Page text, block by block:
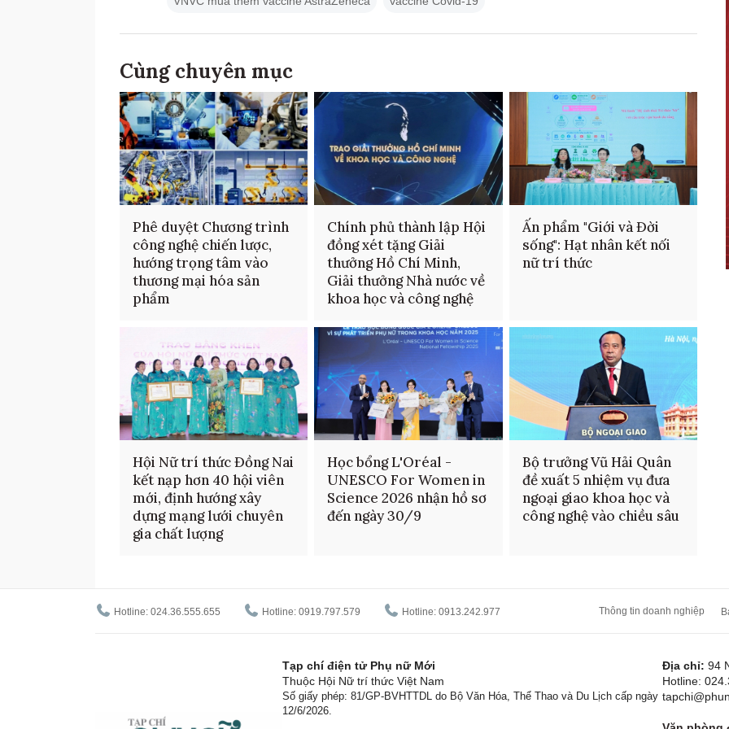
Cùng chuyên mục
Phê duyệt Chương trình
công nghệ chiến lược,
hướng trọng tâm vào
thương mại hóa sản
phẩm
Chính phủ thành lập Hội
đồng xét tặng Giải
thưởng Hồ Chí Minh,
Giải thưởng Nhà nước về
khoa học và công nghệ
Ấn phẩm "Giới và Đời
sống": Hạt nhân kết nối
nữ trí thức
Hội Nữ trí thức Đồng Nai
kết nạp hơn 40 hội viên
mới, định hướng xây
dựng mạng lưới chuyên
gia chất lượng
Học bổng L'Oréal -
UNESCO For Women in
Science 2026 nhận hồ sơ
đến ngày 30/9
Bộ trưởng Vũ Hải Quân
đề xuất 5 nhiệm vụ đưa
ngoại giao khoa học và
công nghệ vào chiều sâu
Hotline: 024.36.555.655 Hotline: 0919.797.579 Hotline: 0913.242.977 Thông tin doanh nghiệp
Tạp chí điện tử Phụ nữ Mới
Thuộc Hội Nữ trí thức Việt Nam
Số giấy phép: 81/GP-BVHTTDL do Bộ Văn Hóa, Thể Thao và Du Lịch cấp ngày
12/6/2026.
Địa chỉ: 94
Hotline: